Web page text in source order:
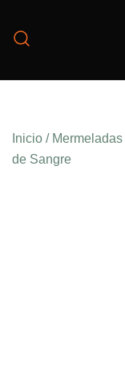
Inicio / Mermeladas
de Sangre